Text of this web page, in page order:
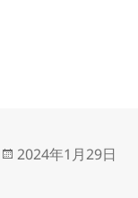
投
2024年1月29日